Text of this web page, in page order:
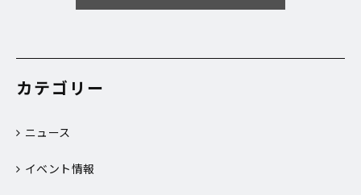
カテゴリー
ニュース
イベント情報